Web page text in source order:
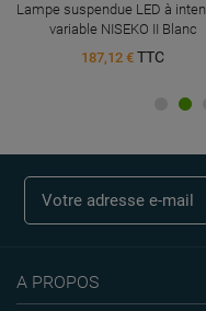
Lampe suspendue LED à
variable NISEKO II Blanc
187,12 € TTC
A PROPOS